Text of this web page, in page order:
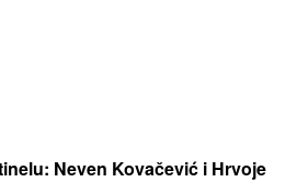
Neven Kovačević i Hrvoje